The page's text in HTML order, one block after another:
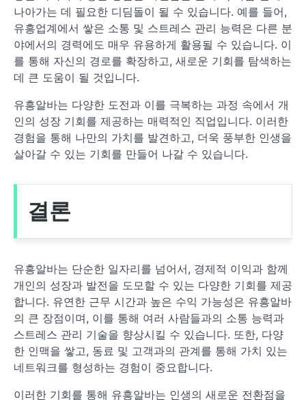
나아가는 데 필요한 디딤돌이 될 수 있습니다. 예를 들어,
유흥업계에서 쌓은 소통 및 스트레스 관리 능력은 다른 분
야에서의 경력에도 매우 유용하게 활용될 수 있습니다. 이
를 통해 자신의 경로를 확장하고, 새로운 기회를 탐색하는
데 큰 도움이 될 것입니다.
유흥알바는 다양한 도전과 이를 극복하는 과정 속에서 개
인의 성장 기회를 제공하는 매력적인 직업입니다. 이러한
경험을 통해 나만의 가치를 발견하고, 더욱 풍부한 인생을
살아갈 수 있는 기회를 만들어 나갈 수 있습니다.
결론
유흥알바는 단순한 일자리를 넘어서, 경제적 이익과 함께
개인의 성장과 발전을 도모할 수 있는 다양한 기회를 제공
합니다. 유연한 근무 시간과 높은 수익 가능성은 유흥알바
의 큰 장점이며, 이를 통해 여러 사람들과의 소통 능력과
스트레스 관리 기술을 향상시킬 수 있습니다. 또한, 다양
한 인맥을 쌓고, 동료 및 고객과의 관계를 통해 가치 있는
네트워크를 형성하는 경험이 중요합니다.
이러한 기회를 통해 유흥알바는 인생의 새로운 전환점을